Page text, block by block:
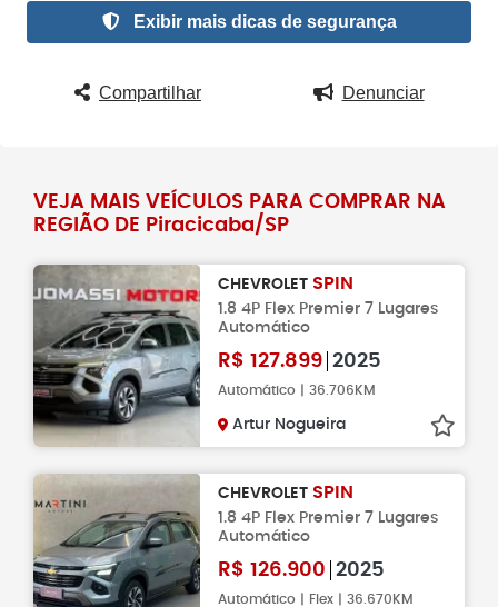
Exibir mais dicas de segurança
Compartilhar Denunciar
VEJA MAIS VEÍCULOS PARA COMPRAR NA
REGIÃO DE Piracicaba/SP
CHEVROLET SPIN
1.8 4P Flex Premier 7 Lugares
Automático
R$ 127.899 2025
Automático | 36.706KM
Artur Nogueira
CHEVROLET SPIN
1.8 4P Flex Premier 7 Lugares
Automático
R$ 126.900 2025
Automático | Flex | 36.670KM